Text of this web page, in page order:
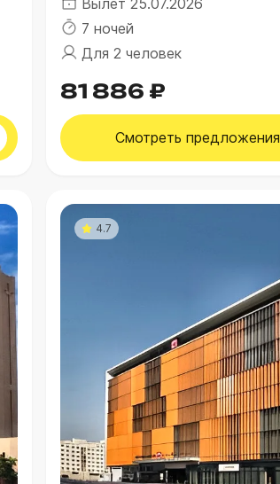
Вылет 25.07.2026
7 ночей
Для 2 человек
81 886 ₽
Смотретьпредложения
4.7